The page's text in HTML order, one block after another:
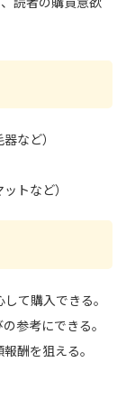
など）
トなど）
て購入できる。
参考にできる。
酬を狙える。